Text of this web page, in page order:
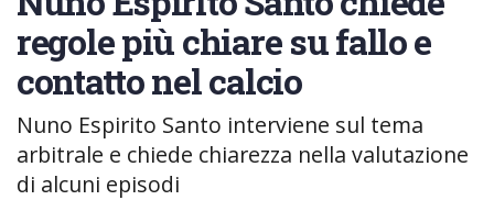
regole più chiare su fallo e
contatto nel calcio
Nuno Espirito Santo interviene sul tema
arbitrale e chiede chiarezza nella valutazione
di alcuni episodi